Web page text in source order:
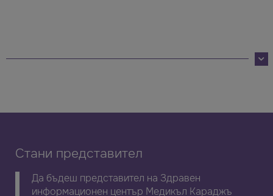
Стани представител
Да бъдеш представител на Здравен
информационен център Медикъл Караджъ